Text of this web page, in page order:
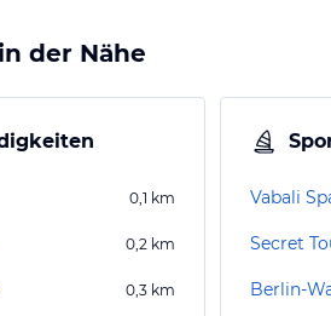
der Nähe
0,1 km
0,2 km
0,3 km
Vabali
Secret
Berlin-